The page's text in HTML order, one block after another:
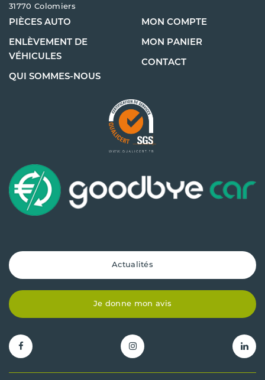
31770 Colomiers
PIÈCES AUTO
ENLÈVEMENT DE
VÉHICULES
QUI SOMMES-NOUS
MON COMPTE
MON PANIER
CONTACT
Actualités
Je donne mon avis